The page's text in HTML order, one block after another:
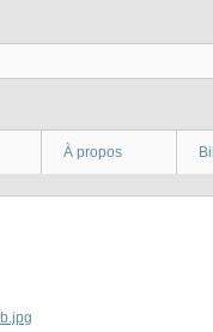
À propos